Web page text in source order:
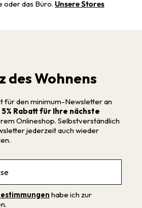
oder das Büro. Unsere Stores
des Wohnens
für den minimum-Newsletter an
5% Rabatt für Ihre nächste
Onlineshop. Selbstverständlich
jederzeit auch wieder
habe ich zur